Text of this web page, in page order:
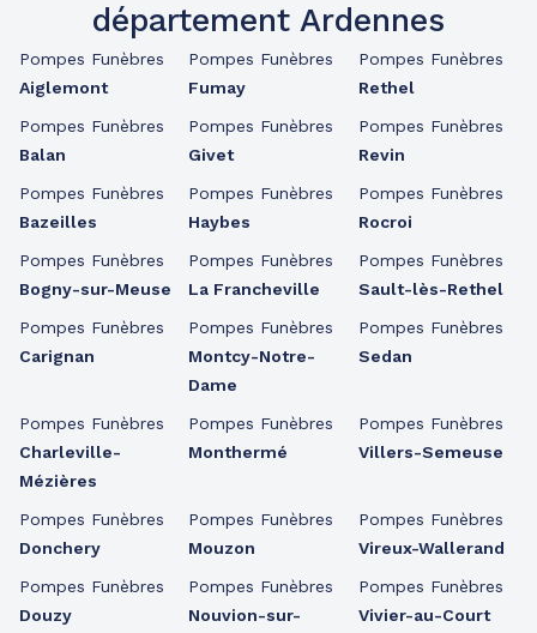
département Ardennes
Pompes Funèbres
Aiglemont
Pompes Funèbres
Balan
Pompes Funèbres
Bazeilles
Pompes Funèbres
Bogny-sur-Meuse
Pompes Funèbres
Carignan
Pompes Funèbres
Charleville-
Mézières
Pompes Funèbres
Donchery
Pompes Funèbres
Douzy
Pompes Funèbres
Fumay
Pompes Funèbres
Givet
Pompes Funèbres
Haybes
Pompes Funèbres
La Francheville
Pompes Funèbres
Montcy-Notre-
Dame
Pompes Funèbres
Monthermé
Pompes Funèbres
Mouzon
Pompes Funèbres
Nouvion-sur-
Pompes Funèbres
Rethel
Pompes Funèbres
Revin
Pompes Funèbres
Rocroi
Pompes Funèbres
Sault-lès-Rethel
Pompes Funèbres
Sedan
Pompes Funèbres
Villers-Semeuse
Pompes Funèbres
Vireux-Wallerand
Pompes Funèbres
Vivier-au-Court